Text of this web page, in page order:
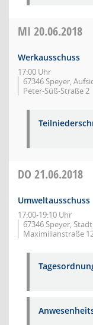
MI 20.06.2018
Werkausschuss
17:00 Uhr
67346 Speyer,
Peter-Süß-Straße 2
DO 21.06.2018
Umweltausschuss
17:00-19:10 Uhr
67346 Speyer,
Maximilianstraße